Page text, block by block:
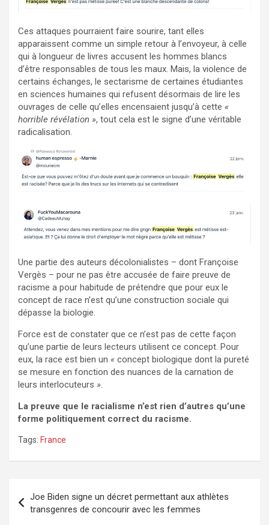
Ces attaques pourraient faire sourire, tant elles
apparaissent comme un simple retour à l’envoyeur, à celle
qui à longueur de livres accusent les hommes blancs
d’être responsables de tous les maux. Mais, la violence de
certains échanges, le sectarisme de certaines étudiantes
en sciences humaines qui refusent désormais de lire les
ouvrages de celle qu’elles encensaient jusqu’à cette «
horrible révélation », tout cela est le signe d’une véritable
radicalisation.
Une partie des auteurs décolonialistes – dont Françoise
Vergès – pour ne pas être accusée de faire preuve de
racisme a pour habitude de prétendre que pour eux le
concept de race n’est qu’une construction sociale qui
dépasse la biologie.
Force est de constater que ce n’est pas de cette façon
qu’une partie de leurs lecteurs utilisent ce concept. Pour
eux, la race est bien un « concept biologique dont la pureté
se mesure en fonction des nuances de la carnation de
leurs interlocuteurs »
La preuve que le racialisme n’est rien d’autres qu’une
forme politiquement correct du racisme.
Tags: France
de
Joe Biden signe un décret permettant aux athlètes
transgenres de concourir avec les femmes